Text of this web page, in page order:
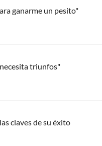
ganarme un pesito"
triunfos"
claves de su éxito